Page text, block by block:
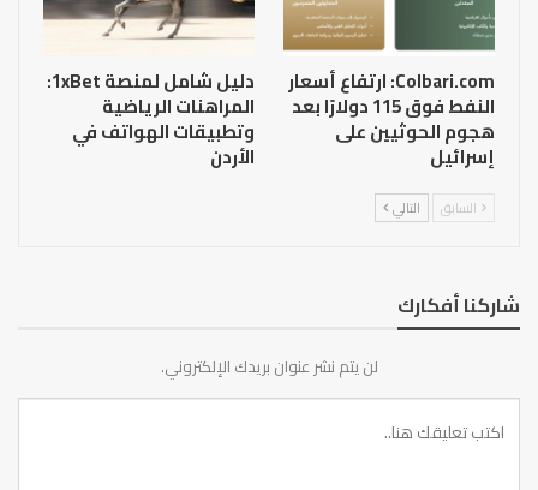
Colbari.com: ارتفاع أسعار
النفط فوق 115 دولارًا بعد
هجوم الحوثيين على
إسرائيل
دليل شامل لمنصة 1xBet:
المراهنات الرياضية
وتطبيقات الهواتف في
الأردن
السابق التالي
شاركنا أفكارك
لن يتم نشر عنوان بريدك الإلكتروني.